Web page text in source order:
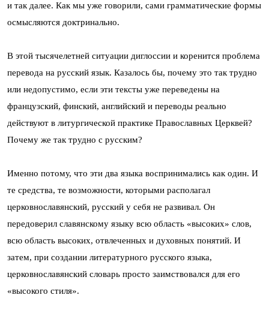
и так далее. Как мы уже говорили, сами грамматические формы
осмысляются доктринально.
В этой тысячелетней ситуации диглоссии и коренится проблема
перевода на русский язык. Казалось бы, почему это так трудно
или недопустимо, если эти тексты уже переведены на
французский, финский, английский и переводы реально
действуют в литургической практике Православных Церквей?
Почему же так трудно с русским?
Именно потому, что эти два языка воспринимались как один. И
те средства, те возможности, которыми располагал
церковнославянский, русский у себя не развивал. Он
передоверил славянскому языку всю область «высоких» слов,
всю область высоких, отвлеченных и духовных понятий. И
затем, при создании литературного русского языка,
церковнославянский словарь просто заимствовался для его
«высокого стиля».